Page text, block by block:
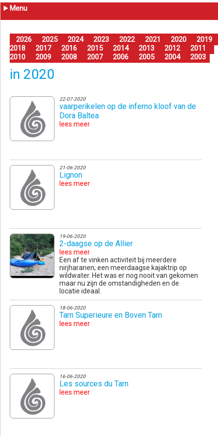
Menu
2026 2025 2024 2023 2022 2021 2020
2019
2018
2017 2016 2015 2014 2013 2012
2011
2010
2009 2008 2007 2006 2005 2004 2003
in 2020
22-07-2020
vaarperikelen op de inferno kloof van de
Dora Baltea
lees meer
21-06-2020
Lignon
lees meer
19-06-2020
2-daagse op de Allier
lees meer
Een af te vinken activiteit bij meerdere
nirjharanen; een meerdaagse kajaktrip op
wildwater. Het was er nog nooit van gekomen
maar nu zijn de omstandigheden en de
locatie ideaal.
18-06-2020
Tarn Superieure en Boven Tarn
lees meer
16-06-2020
Les sources du Tarn
lees meer